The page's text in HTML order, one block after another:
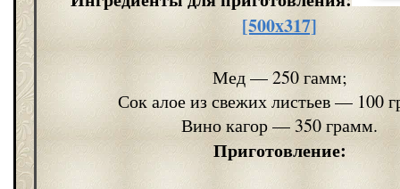
[500x317]
Мед — 250 гамм;
Сок алое из свежих листьев — 100
Вино кагор — 350 грамм.
Приготовление: